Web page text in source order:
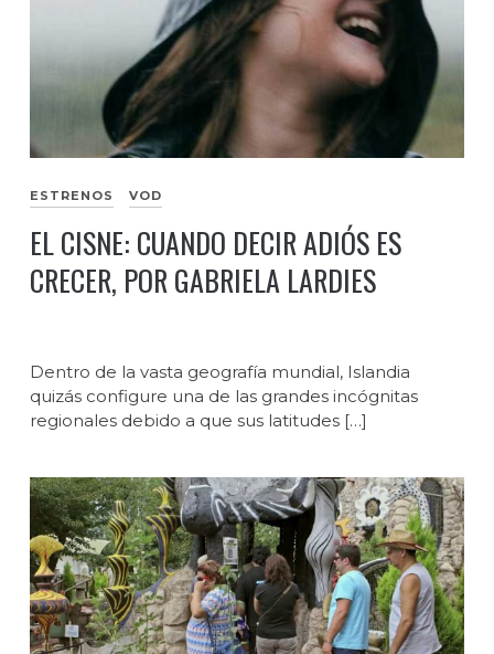
ESTRENOS VOD
EL CISNE: CUANDO DECIR ADIÓS ES
CRECER, POR GABRIELA LARDIES
Dentro de la vasta geografía mundial, Islandia
quizás configure una de las grandes incógnitas
regionales debido a que sus latitudes […]